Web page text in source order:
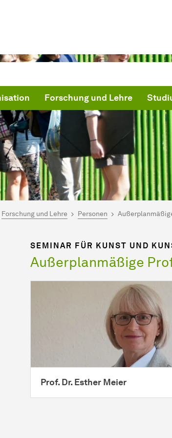
Forschung und Lehre
hier:
Forschung und Lehre Personen
SEMINAR FÜR KUNST UND
Außerplanmäßige
Prof. Dr. Esther Meier